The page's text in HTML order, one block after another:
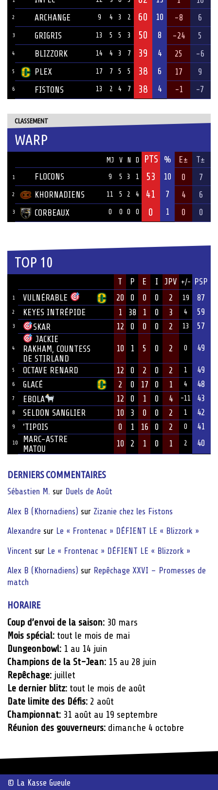
2 ARCHANGE 9 4 3 2 60 10 -8 6
3 GRIGRIS 13 5 5 3 50 8 -24 5
4 BLIZZORK 14 4 3 7 39 4 25 -6
5 PLEX 17 7 5 5 38 6 17 9
6 FISTONS 13 2 4 7 38 4 -1 -7
CLASSEMENT
WARP
MJ V N D PTS % E± T±
1 FLOCONS 9 5 3 1 53 10 0 7
2 KHORNADIENS 11 5 2 4 41 7 4 6
3 CORBEAUX 0 0 0 0 0 1 0 0
TOP 10
T P E I JPV +/- PSP
1 VULNÉRABLE 20 0 0 0 2 19 87
2 KEYES INTRÉPIDE 1 38 1 0 3 4 59
3 SKAR 12 0 0 0 2 13 57
4
JACKIE
RAKHAM, COUNTESS
DE STIRLAND
10 1 5 0 2 0 49
5 OCTAVE RENARD 12 0 2 0 2 1 49
6 GLACÉ 2 0 17 0 1 4 48
7 EBOLA 12 0 1 0 4 -11 43
8 SELDON SANGLIER 10 3 0 0 2 1 42
9 ‘TIPOIS 0 1 16 0 2 0 41
10
MARC-ASTRE
MATOU
10 2 1 0 1 2 40
DERNIERS COMMENTAIRES
Sébastien M. sur Duels de Août
Alex B (Khornadiens) sur Zizanie chez les Fistons
Alexandre sur Le « Frontenac » DÉFIENT LE « Blizzork »
Vincent sur Le « Frontenac » DÉFIENT LE « Blizzork »
Alex B (Khornadiens) sur Repêchage XXVI – Promesses de
match
HORAIRE
Coup d’envoi de la saison: 30 mars
Mois spécial: tout le mois de mai
Dungeonbowl: 1 au 14 juin
Champions de la St-Jean: 15 au 28 juin
Repêchage: juillet
Le dernier blitz: tout le mois de août
Date limite des Défis: 2 août
Championnat: 31 août au 19 septembre
Réunion des gouverneurs: dimanche 4 octobre
© La Kasse Gueule